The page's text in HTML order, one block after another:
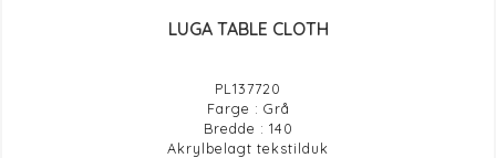
LUGA TABLE CLOTH
PL137720
Farge : Grå
Bredde : 140
Akrylbelagt tekstilduk